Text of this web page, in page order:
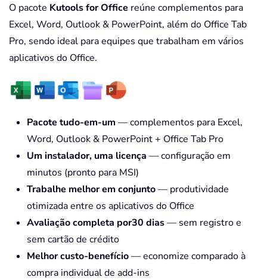
O pacote Kutools for Office reúne complementos para
Excel, Word, Outlook & PowerPoint, além do Office Tab
Pro, sendo ideal para equipes que trabalham em vários
aplicativos do Office.
Pacote tudo-em-um — complementos para Excel,
Word, Outlook & PowerPoint + Office Tab Pro
Um instalador, uma licença — configuração em
minutos (pronto para MSI)
Trabalhe melhor em conjunto— produtividade
otimizada entre os aplicativos do Office
Avaliação completa por30 dias— sem registro e
sem cartão de crédito
Melhor custo-benefício— economize comparado à
compra individual de add-ins